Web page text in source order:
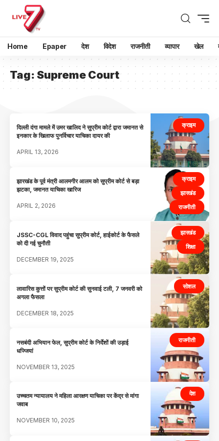
Home Epaper देश विदेश राजनीती व्यापार खेल
Tag: Supreme Court
क्राइम
दिल्ली दंगा मामले में उमर खालिद ने सुप्रीम कोर्ट द्वारा जमानत से
इनकार के खिलाफ पुनर्विचार याचिका दायर की
APRIL 13, 2026
क्राइम
झारखंड
राजनीती
झारखंड के पूर्व मंत्री आलमगीर आलम को सुप्रीम कोर्ट से बड़ा
झटका, जमानत याचिका खारिज
APRIL 2, 2026
झारखंड
शिक्षा
JSSC-CGL विवाद पहुंचा सुप्रीम कोर्ट, हाईकोर्ट के फैसले
को दी गई चुनौती
DECEMBER 19, 2025
सोशल
लावारिस कुत्तों पर सुप्रीम कोर्ट की सुनवाई टली, 7 जनवरी को
अगला फैसला
DECEMBER 18, 2025
राजनीती
नसबंदी अभियान फेल, सुप्रीम कोर्ट के निर्देशों की उड़ाई
धज्जियां
NOVEMBER 13, 2025
देश
उच्चतम न्यायालय ने महिला आरक्षण याचिका पर केंद्र से मांगा
जवाब
NOVEMBER 10, 2025